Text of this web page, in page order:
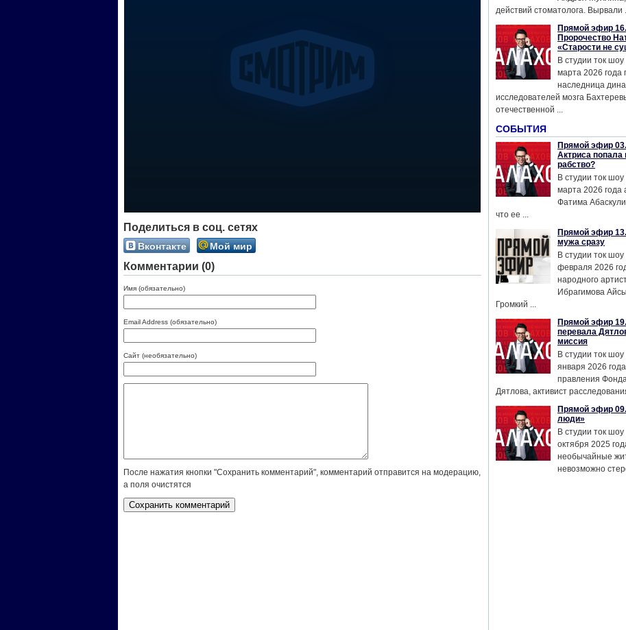
Поделиться в соц. сетях
Вконтакте Мой мир
Комментарии (0)
Имя (обязательно)
Email Address (обязательно)
Сайт (необязательно)
После нажатия кнопки "Сохранить комментарий", комментарий отправится на модерацию,
а поля очистятся
действий стоматолога. Вырвали
Прямой эфир
Пророчество
«Старости не
В студии ток
марта 2026 года
наследница
исследователей мозга
отечественной ...
СОБЫТИЯ
Прямой эфир
Актриса попала
рабство?
В студии ток
марта 2026 года
Фатима
что ее ...
Прямой эфир
мужа сразу
В студии ток
февраля 2026
народного
Ибрагимова
Громкий ...
Прямой эфир
перевала
миссия
В студии ток
января 2026
правления
Дятлова, активист
Прямой эфир
люди»
В студии ток
октября 2025
необычайные
невозможно